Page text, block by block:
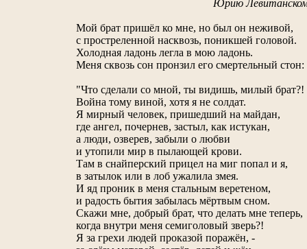
Юрию
Мой брат пришёл ко мне, но был он неживой,
с простреленной насквозь, поникшей головой.
Холодная ладонь легла в мою ладонь.
Меня сквозь сон пронзил его смертельный стон:
"Что сделали со мной, ты видишь, милый брат?!
Война тому виной, хотя я не солдат.
Я мирный человек, пришедший на майдан,
где ангел, почернев, застыл, как истукан,
а люди, озверев, забыли о любви
и утопили мир в пылающей крови.
Там в снайперский прицел на миг попал и я,
в затылок или в лоб ужалила змея.
И яд проник в меня стальным веретеном,
и радость бытия забылась мёртвым сном.
Скажи мне, добрый брат, что делать мне теперь,
когда внутри меня семиголовый зверь?!
Я за грехи людей проказой поражён, -